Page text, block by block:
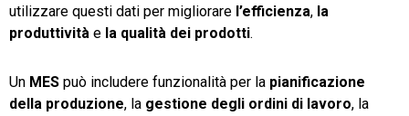
utilizzare questi dati per migliorare l’efficienza, la
produttività e la qualità dei prodotti.
Un MES può includere funzionalità per la pianificazione
della produzione, la gestione degli ordini di lavoro, la